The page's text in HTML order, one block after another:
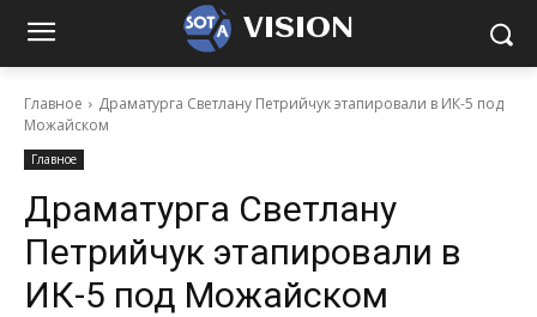
VISION
Главное
Драматурга Светлану Петрийчук этапировали в ИК-5 под
Можайском
Главное
Драматурга Светлану
Петрийчук этапировали в
ИК-5 под Можайском